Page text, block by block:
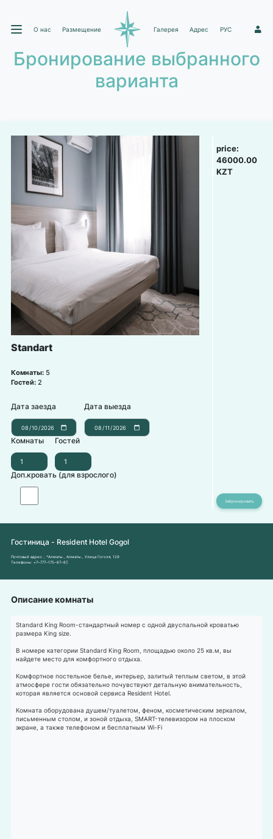
О нас Размещение Галерея Адрес РУС 1
Бронирование выбранного
варианта
Standart
Комнаты: 5
Гостей: 2
Дата заезда Дата выезда
Комнаты Гостей
Доп.кровать (для взрослого)
price:
46000.00
KZT
Гостиница - Resident Hotel Gogol
Почтовый адрес:
, *Алматы., Алматы., ​Улица Гоголя, 129​
Телефоны: +7‒777‒175‒87‒87,
Описание комнаты